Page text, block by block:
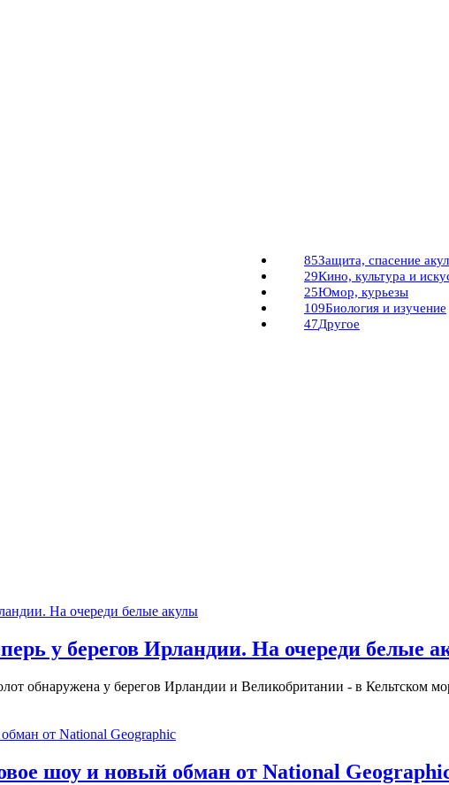
85Защита, спасение акул
29Кино, культура и
25Юмор, курьезы
109Биология и изучение
47Другое
у берегов Ирландии. На очереди белые
обнаружена у берегов Ирландии и Великобритании - в Кельтском
шоу и новый обман от National